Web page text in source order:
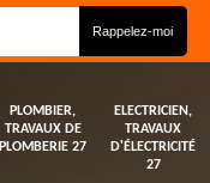
PLOMBIER,
TRAVAUX DE
PLOMBERIE 27
ELECTRICIEN,
TRAVAUX
D'ÉLECTRICITÉ
27